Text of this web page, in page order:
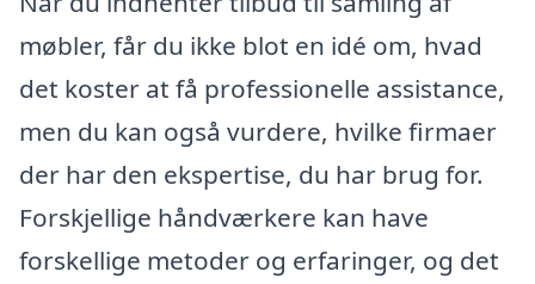
møbler, får du ikke blot en idé om, hvad
det koster at få professionelle assistance,
men du kan også vurdere, hvilke firmaer
der har den ekspertise, du har brug for.
Forskjellige håndværkere kan have
forskellige metoder og erfaringer, og det